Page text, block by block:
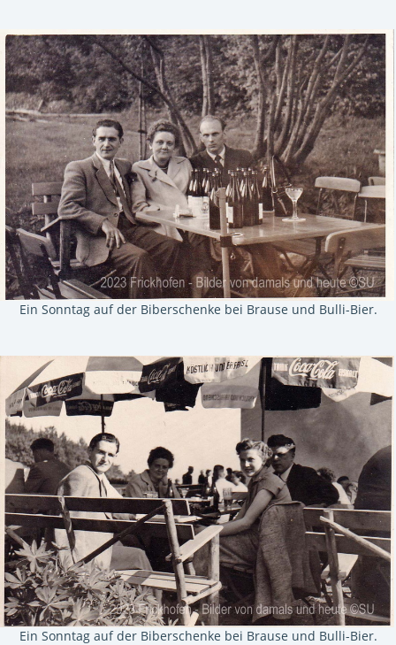
Ein Sonntag auf der Biberschenke bei Brause und Bulli-Bier.
Ein Sonntag auf der Biberschenke bei Brause und Bulli-Bier.